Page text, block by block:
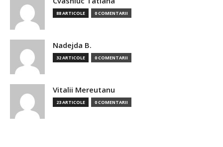
88 ARTICOLE 0 COMENTARII
Nadejda B.
32 ARTICOLE 0 COMENTARII
Vitalii Mereutanu
23 ARTICOLE 0 COMENTARII